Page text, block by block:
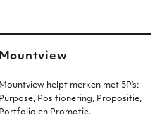
Mountview
Mountview helpt merken met 5P’s:
Purpose, Positionering, Propositie,
Portfolio en Promotie.